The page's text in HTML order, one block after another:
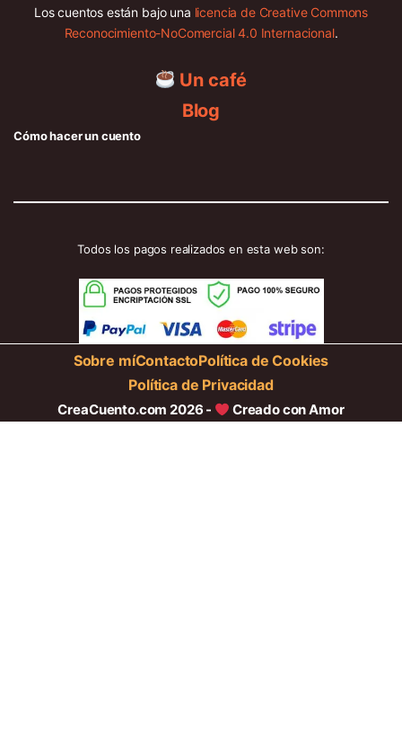
Los cuentos están bajo una licencia de Creative Commons
Reconocimiento-NoComercial 4.0 Internacional.
Un café
Blog
Cómo hacer un cuento
Todos los pagos realizados en esta web son:
Sobre míContactoPolítica de Cookies
Política de Privacidad
CreaCuento.com 2026 - Creado con Amor